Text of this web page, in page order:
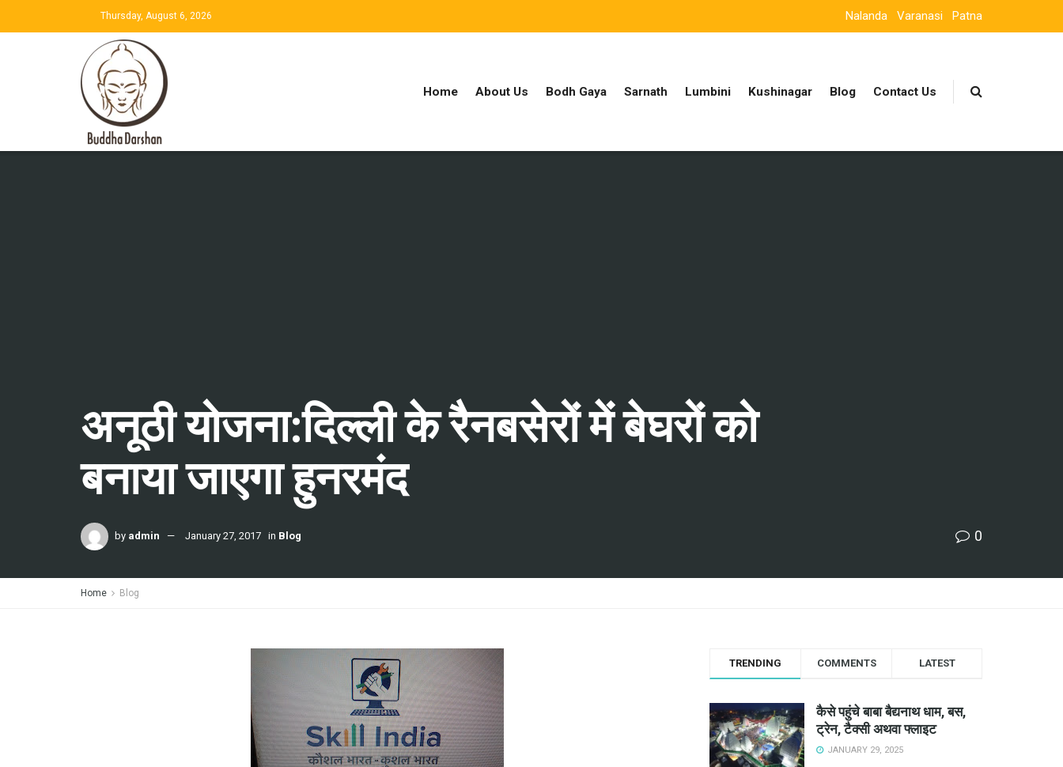
Thursday, August 6, 2026 Nalanda Varanasi Patna
Home About Us Bodh Gaya Sarnath Lumbini Kushinagar Blog Contact Us
अनूठी योजना:दिल्ली के रैनबसेरों में बेघरों को
बनाया जाएगा हुनरमंद
by admin January 27, 2017 in Blog 0
Home Blog
TRENDING COMMENTS LATEST
कैसे पहुंचे बाबा बैद्यनाथ धाम, बस,
ट्रेन, टैक्सी अथवा फ्लाइट
JANUARY 29, 2025